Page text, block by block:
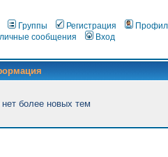
Группы Регистрация
сообщения
Вход
более новых тем